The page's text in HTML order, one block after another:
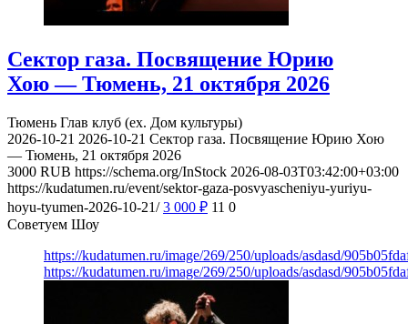
Сектор газа. Посвящение Юрию
Хою — Тюмень, 21 октября 2026
Тюмень Глав клуб (ex. Дом культуры)
2026-10-21 2026-10-21 Сектор газа. Посвящение Юрию Хою
— Тюмень, 21 октября 2026
3000 RUB https://schema.org/InStock 2026-08-03T03:42:00+03:00
https://kudatumen.ru/event/sektor-gaza-posvyascheniyu-yuriyu-
hoyu-tyumen-2026-10-21/ 3 000 ₽ 11 0
Советуем Шоу
https://kudatumen.ru/image/269/250/uploads/asdasd/
https://kudatumen.ru/image/269/250/uploads/asdasd/